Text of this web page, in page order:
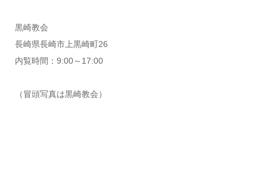
黒崎教会
長崎県長崎市上黒崎町26
内覧時間：9:00～17:00
（冒頭写真は黒崎教会）